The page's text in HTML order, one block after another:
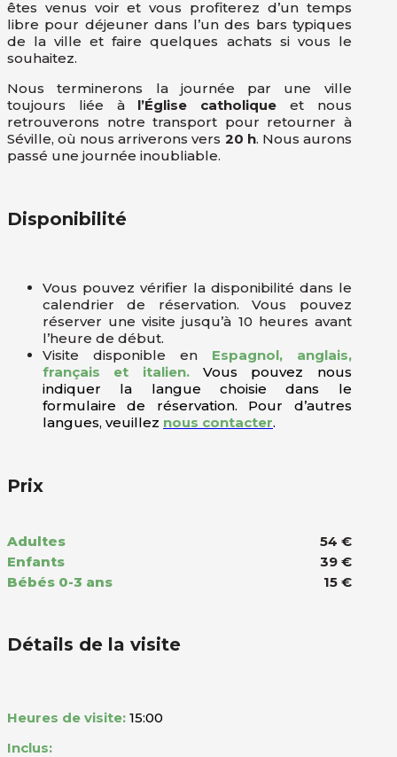
êtes venus voir et vous profiterez d’un temps
libre pour déjeuner dans l’un des bars typiques
de la ville et faire quelques achats si vous le
souhaitez.
Nous terminerons la journée par une ville
toujours liée à l’Église catholique et nous
retrouverons notre transport pour retourner à
Séville, où nous arriverons vers 20 h. Nous aurons
passé une journée inoubliable.
Disponibilité
Vous pouvez vérifier la disponibilité dans le
calendrier de réservation. Vous pouvez
réserver une visite jusqu’à 10 heures avant
l’heure de début.
Visite disponible en Espagnol, anglais,
français et italien.Vous pouvez nous
indiquer la langue choisie dans le
formulaire de réservation. Pour d’autres
langues, veuillez nous contacter.
Prix
Adultes
54 €
Enfants
39 €
Bébés 0-3 ans
15 €
Détails de la visite
Heures de visite: 15:00
Inclus: